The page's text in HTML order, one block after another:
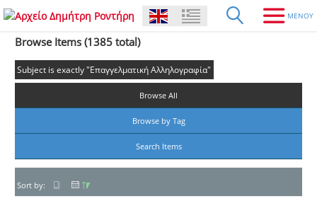
Browse Items (1385 total)
Subject is exactly "Επαγγελματική Αλληλογραφία"
Browse All
Browse by Tag
Search Items
Sort by: